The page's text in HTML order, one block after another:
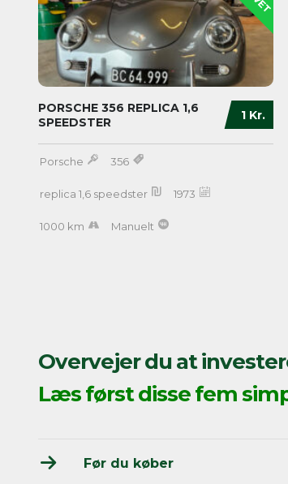
1 Kr.
PORSCHE 356 REPLICA 1,6
SPEEDSTER
Porsche 356
replica 1,6 speedster 1973
1000 km Manuelt
Overvejer du at
Læs først disse fem
Før du køber